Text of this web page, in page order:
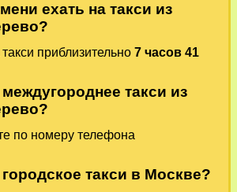
ехать на такси из
приблизительно 7 часов 41
междугороднее такси из
по номеру телефона
городское такси в Москве?